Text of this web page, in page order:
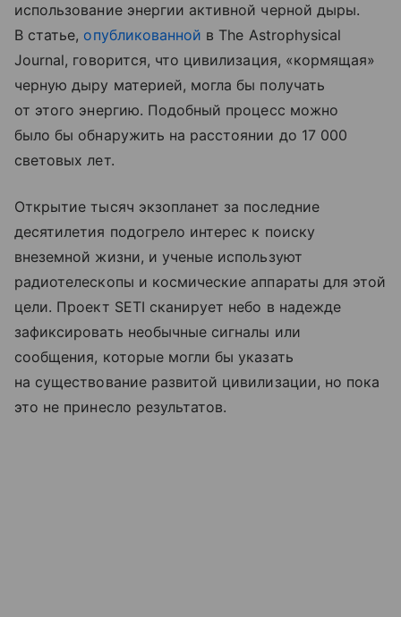
использование энергии активной черной дыры.
В статье, опубликованной в The Astrophysical
Journal, говорится, что цивилизация, «кормящая»
черную дыру материей, могла бы получать
от этого энергию. Подобный процесс можно
было бы обнаружить на расстоянии до 17 000
световых лет.
Открытие тысяч экзопланет за последние
десятилетия подогрело интерес к поиску
внеземной жизни, и ученые используют
радиотелескопы и космические аппараты для этой
цели. Проект SETI сканирует небо в надежде
зафиксировать необычные сигналы или
сообщения, которые могли бы указать
на существование развитой цивилизации, но пока
это не принесло результатов.